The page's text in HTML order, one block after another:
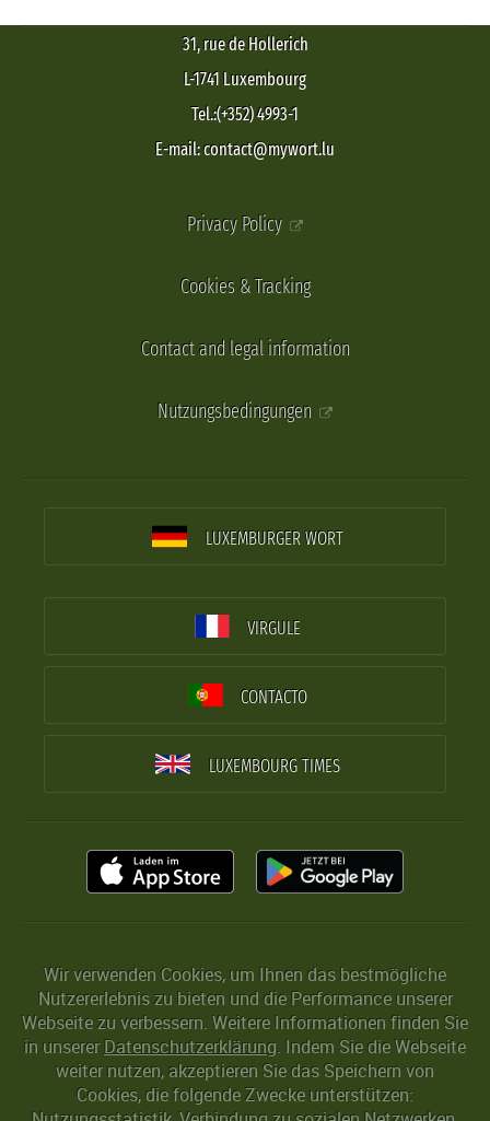
31, rue de Hollerich
L-1741 Luxembourg
Tel.:(+352) 4993-1
E-mail: contact@mywort.lu
Privacy Policy
Cookies & Tracking
Contact and legal information
Nutzungsbedingungen
LUXEMBURGER WORT
VIRGULE
CONTACTO
LUXEMBOURG TIMES
Wir verwenden Cookies, um Ihnen das bestmögliche
Nutzererlebnis zu bieten und die Performance unserer
Webseite zu verbessern. Weitere Informationen finden Sie
in unserer Datenschutzerklärung. Indem Sie die Webseite
weiter nutzen, akzeptieren Sie das Speichern von
Cookies, die folgende Zwecke unterstützen: